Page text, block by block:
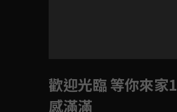
歡迎光臨 等你來家1
感滿滿